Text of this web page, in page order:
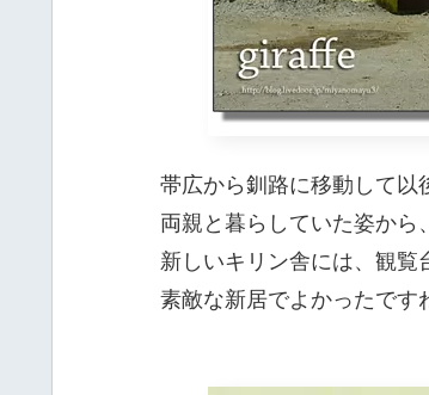
帯広から釧路に移動して以
両親と暮らしていた姿から
新しいキリン舎には、観覧
素敵な新居でよかったです